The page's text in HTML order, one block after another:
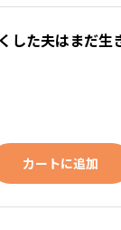
した夫はまだ生
カートに追加